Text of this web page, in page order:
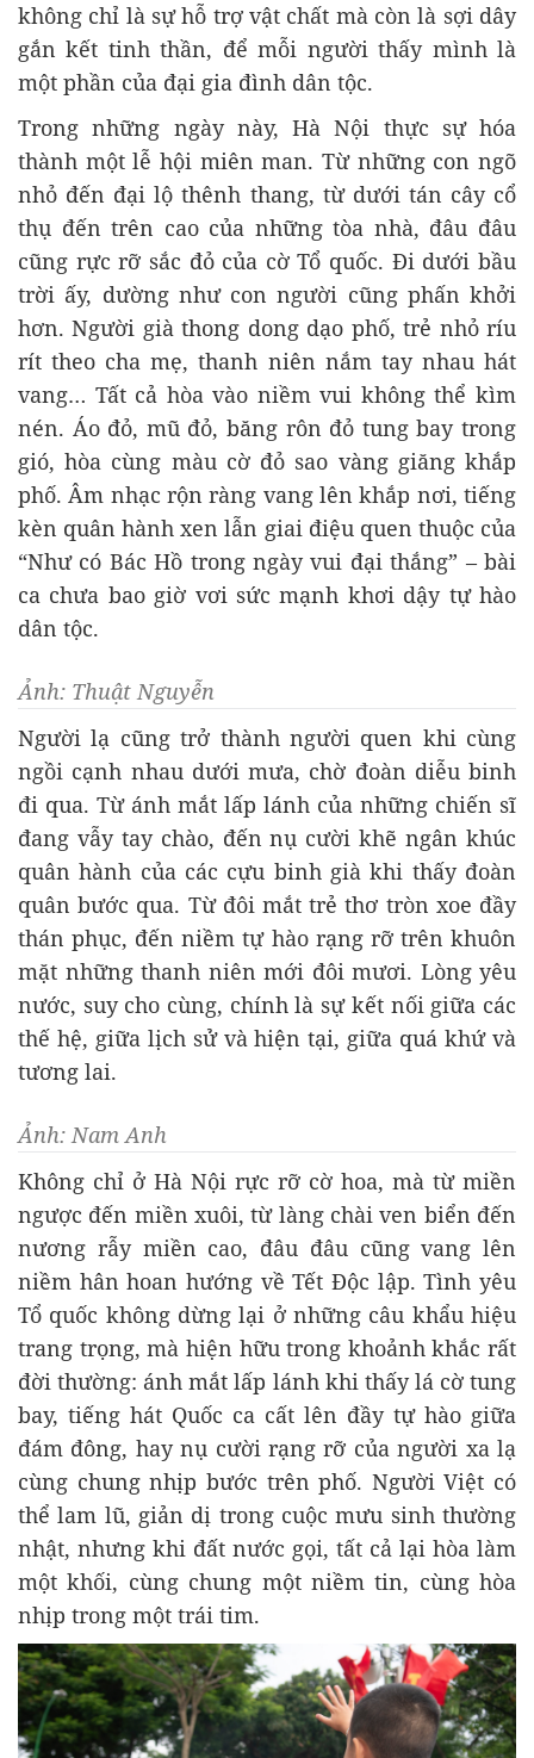
không chỉ là sự hỗ trợ vật chất mà còn là sợi dây
gắn kết tinh thần, để mỗi người thấy mình là
một phần của đại gia đình dân tộc.
Trong những ngày này, Hà Nội thực sự hóa
thành một lễ hội miên man. Từ những con ngõ
nhỏ đến đại lộ thênh thang, từ dưới tán cây cổ
thụ đến trên cao của những tòa nhà, đâu đâu
cũng rực rỡ sắc đỏ của cờ Tổ quốc. Đi dưới bầu
trời ấy, dường như con người cũng phấn khởi
hơn. Người già thong dong dạo phố, trẻ nhỏ ríu
rít theo cha mẹ, thanh niên nắm tay nhau hát
vang… Tất cả hòa vào niềm vui không thể kìm
nén. Áo đỏ, mũ đỏ, băng rôn đỏ tung bay trong
gió, hòa cùng màu cờ đỏ sao vàng giăng khắp
phố. Âm nhạc rộn ràng vang lên khắp nơi, tiếng
kèn quân hành xen lẫn giai điệu quen thuộc của
“Như có Bác Hồ trong ngày vui đại thắng” – bài
ca chưa bao giờ vơi sức mạnh khơi dậy tự hào
dân tộc.
Ảnh: Thuật Nguyễn
Người lạ cũng trở thành người quen khi cùng
ngồi cạnh nhau dưới mưa, chờ đoàn diễu binh
đi qua. Từ ánh mắt lấp lánh của những chiến sĩ
đang vẫy tay chào, đến nụ cười khẽ ngân khúc
quân hành của các cựu binh già khi thấy đoàn
quân bước qua. Từ đôi mắt trẻ thơ tròn xoe đầy
thán phục, đến niềm tự hào rạng rỡ trên khuôn
mặt những thanh niên mới đôi mươi. Lòng yêu
nước, suy cho cùng, chính là sự kết nối giữa các
thế hệ, giữa lịch sử và hiện tại, giữa quá khứ và
tương lai.
Ảnh: Nam Anh
Không chỉ ở Hà Nội rực rỡ cờ hoa, mà từ miền
ngược đến miền xuôi, từ làng chài ven biển đến
nương rẫy miền cao, đâu đâu cũng vang lên
niềm hân hoan hướng về Tết Độc lập. Tình yêu
Tổ quốc không dừng lại ở những câu khẩu hiệu
trang trọng, mà hiện hữu trong khoảnh khắc rất
đời thường: ánh mắt lấp lánh khi thấy lá cờ tung
bay, tiếng hát Quốc ca cất lên đầy tự hào giữa
đám đông, hay nụ cười rạng rỡ của người xa lạ
cùng chung nhịp bước trên phố. Người Việt có
thể lam lũ, giản dị trong cuộc mưu sinh thường
nhật, nhưng khi đất nước gọi, tất cả lại hòa làm
một khối, cùng chung một niềm tin, cùng hòa
nhịp trong một trái tim.